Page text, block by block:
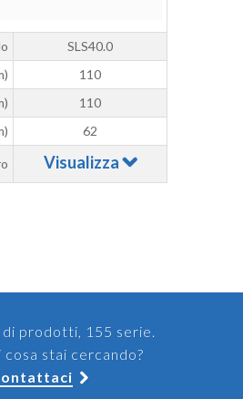
SLS40.0
110
110
62
Visualizza
di prodotti, 155 serie.
stai cercando?